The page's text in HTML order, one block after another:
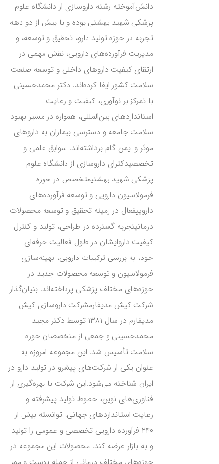
دانش‌آموخته رشته داروسازی از دانشگاه علوم
پزشکی شهید بهشتی بوده و با بیش از دو دهه
تجربه در حوزه تولید دارو، تحقیق و توسعه، و
مدیریت فرآورده‌های دارویی، نقش مهمی در
ارتقای کیفیت داروهای داخلی و توسعه صنعت
سلامت کشور ایفا کرده‌اند. دکتر محمدحسینی
با تمرکز بر نوآوری، کیفیت و رعایت
استانداردهای بین‌المللی، همواره در مسیر بهبود
سلامت جامعه و دسترسی بیماران به داروهای
موثر و ایمن گام برداشته‌اند. سوابق علمی و
تخصصیدکترای داروسازی از دانشگاه علوم
پزشکی شهید بهشتیمتخصص در حوزه
فرمولاسیون دارویی و توسعه فرآورده‌های
داروییفعال در زمینه تحقیق و توسعه محصولات
درمانیتجربه گسترده در طراحی، تولید و کنترل
کیفیت داروایشان در طول فعالیت حرفه‌ای
خود، به بررسی ترکیبات دارویی، بهینه‌سازی
فرمولاسیون و توسعه محصولات جدید در
حوزه‌های مختلف پزشکی پرداخته‌اند. بنیان‌گذار
شرکت کیش مدیفارمشرکت داروسازی کیش
مدیفارم در سال ۱۳۸۱ توسط دکتر مجید
محمدحسینی و جمعی از متخصصان حوزه
سلامت تأسیس شد. این مجموعه امروزه به
عنوان یکی از شرکت‌های پیشرو در تولید دارو در
ایران شناخته می‌شود.این شرکت با بهره‌گیری از
فناوری‌های نوین، خطوط تولید پیشرفته و
رعایت استانداردهای جهانی، توانسته بیش از
۲۴۰ فرآورده دارویی تخصصی و عمومی را تولید
و به بازار عرضه کند. محصولات این مجموعه در